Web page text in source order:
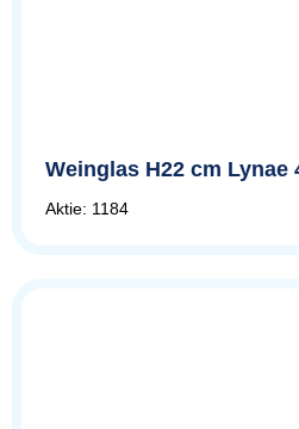
Weinglas H22 cm Lynae
Aktie: 1184